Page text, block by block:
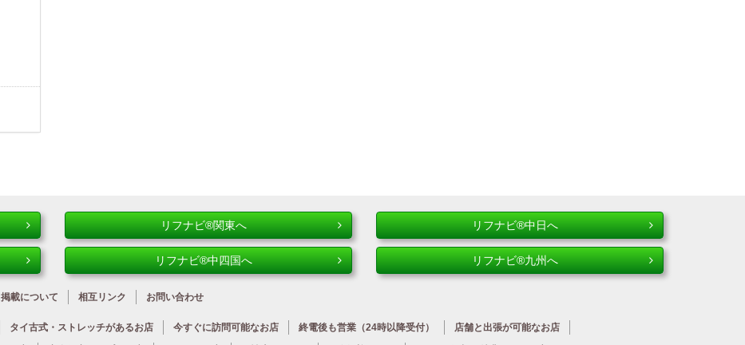
リフナビ®関東へ リフナビ®中日へ
リフナビ®中四国へ リフナビ®九州へ
掲載について 相互リンク お問い合わせ
タイ古式・ストレッチがあるお店 今すぐに訪問可能なお店 終電後も営業 （24時以降受付） 店舗と出張が可能なお店